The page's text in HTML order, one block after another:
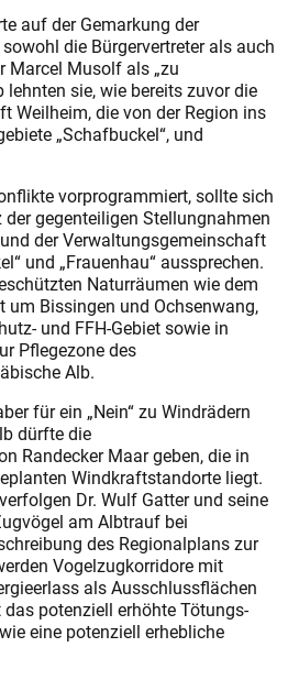
auf der Gemarkung der
die Bürgervertreter als auch
Marcel Musolf als „zu
sie, wie bereits zuvor die
Weilheim, die von der Region ins
„Schafbuckel“, und
vorprogrammiert, sollte sich
gegenteiligen Stellungnahmen
der Verwaltungsgemeinschaft
und „Frauenhau“ aussprechen.
Naturräumen wie dem
Bissingen und Ochsenwang,
und FFH-Gebiet sowie in
Pflegezone des
Alb.
für ein „Nein“ zu Windrädern
dürfte die
Randecker Maar geben, die in
Windkraftstandorte liegt.
Dr. Wulf Gatter und seine
am Albtrauf bei
des Regionalplans zur
Vogelzugkorridore mit
als Ausschlussflächen
potenziell erhöhte Tötungs-
eine potenziell erhebliche